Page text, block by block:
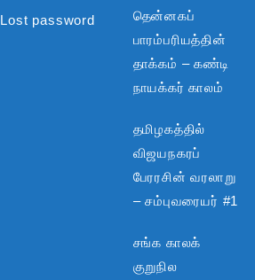
Lost password
தென்னகப்
பாரம்பரியத்தின்
தாக்கம் – கண்டி
நாயக்கர் காலம்
தமிழகத்தில்
விஜயநகரப்
பேரரசின் வரலாறு
– சம்புவரையர் #1
சங்க காலக்
குறுநில